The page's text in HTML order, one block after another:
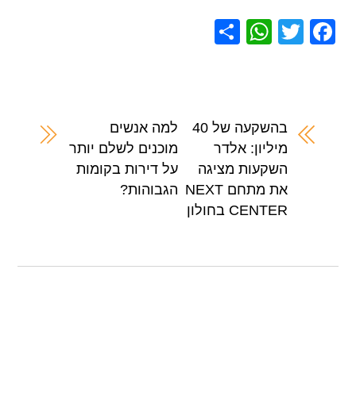
F
b
T
W
A
p
p
בהשקעה של 40
מיליון: אלדר
השקעות מציגה
את מתחם NEXT
CENTER בחולון
למה אנשים
מוכנים לשלם יותר
על דירות בקומות
הגבוהות?